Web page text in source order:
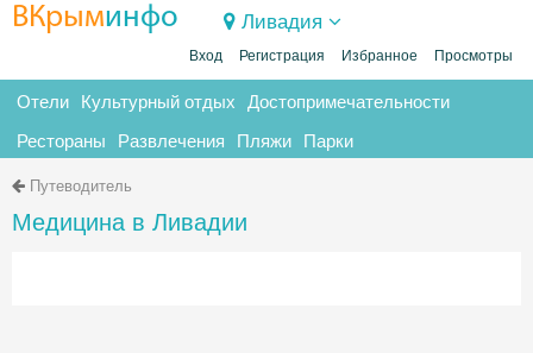
ВКрыминфо Ливадия
Вход Регистрация Избранное Просмотры
Отели Культурный отдых Достопримечательности
Рестораны Развлечения Пляжи Парки
Путеводитель
Медицина в Ливадии